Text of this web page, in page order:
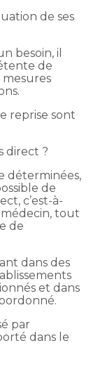
de ses
besoin, il
de
mesures
reprise sont
direct ?
déterminées,
de
c’est-à-
tout
de
dans des
et dans
par
dans le